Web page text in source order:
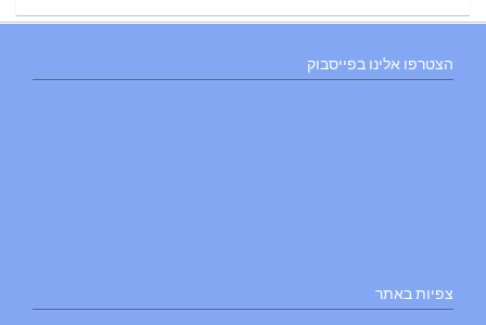
הצטרפו אלינו בפייסבוק
צפיות באתר